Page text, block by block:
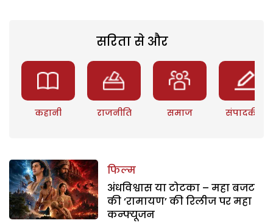
सरिता से और
कहानी राजनीति समाज संपादकीय
फिल्म
अंधविश्वास या टोटका – महा बजट
की ‘रामायण’ की रिलीज पर महा
कन्फ्यूजन